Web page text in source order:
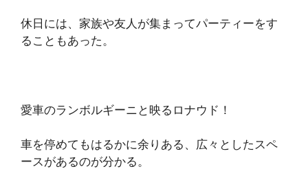
休日には、家族や友人が集まってパーティーをす
ることもあった。
愛車のランボルギーニと映るロナウド！
車を停めてもはるかに余りある、広々としたスペ
ースがあるのが分かる。